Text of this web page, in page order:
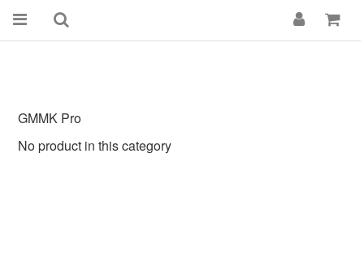
GMMK Pro
No product in this category